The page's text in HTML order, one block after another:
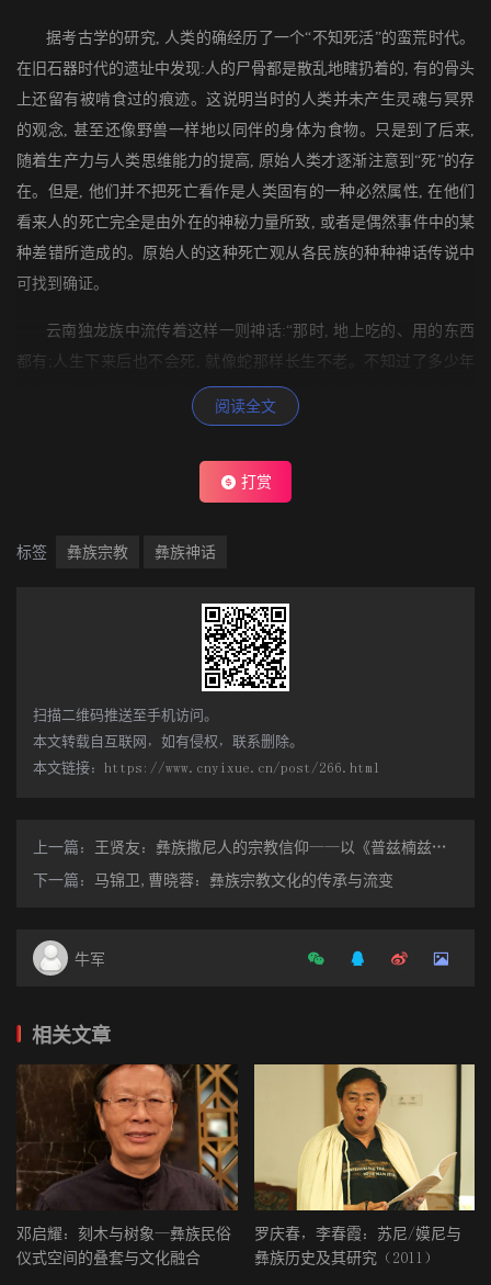
据考古学的研究, 人类的确经历了一个“不知死活”的蛮荒时代。
在旧石器时代的遗址中发现:人的尸骨都是散乱地瞎扔着的, 有的骨头
上还留有被啃食过的痕迹。这说明当时的人类并未产生灵魂与冥界
的观念, 甚至还像野兽一样地以同伴的身体为食物。只是到了后来,
随着生产力与人类思维能力的提高, 原始人类才逐渐注意到“死”的存
在。但是, 他们并不把死亡看作是人类固有的一种必然属性, 在他们
看来人的死亡完全是由外在的神秘力量所致, 或者是偶然事件中的某
种差错所造成的。原始人的这种死亡观从各民族的种种神话传说中
可找到确证。
云南独龙族中流传着这样一则神话:“那时, 地上吃的、用的东西
都有;人生下来后也不会死, 就像蛇那样长生不老。不知过了多少年
代, 还是有人死了。这第一个死的人名叫布和男。消息传开, 人人惊
愕, 个个悲伤, 大家都赶来看, 嚷着:‘布和男不该死, 布和男应复活!’四
家快去找肉找酒, 对死去的人奠祭一番。’人们听了四脚蛇的话, 急忙
埋葬。从布和男死了以后, 人就会死了。老一辈人死了, 新一辈又生
用泥巴捏成的, 所以人死了以后也要用土埋。”②
独龙族先民深信人的不死性, 然而无论人活的时间有多么久远,
死亡仍是不可抗拒的, 这是独龙族人首次面对死亡现实, 他们感到陌
生、惊恐, 然而他们又以人死了会有后代来肯定了人的不死性 (原始
人无可知晓死的无可替代性) 。他们的这种幼稚解释毕竟给他们的惊
恐与不安带来了慰藉。
头的战争》中说:“天神让石头能长能走, 许愿给人长生不死。由于人
类长生不死, 没多长时间就多得在平原地方住不下了, 只好向山上开
头战争不断, 两败俱伤, 刚繁荣的大地又荒凉起来。智慧的人在天神
面前哭诉石头的残暴, 无智慧的石头一言不语。天神怒斥石头, 并限
此, 石头不能乱动, 人类有生有死。”③
彝族的这则神话与独龙族“布和男”神话的共同点是执着地认定人
原本是不会死的。但是死亡毕竟是无可抗拒的, 或迟或早总要到来。
当死亡降临之际, 两种民族面对死亡则有着不同的反应, 独龙族面对
死亡是那样的陌生和惊愕, 悲伤中不知所措, 怎么也无法接受死的事
实。而彝族面对死亡则比独龙族来得坦然:虽然天神许愿人长生不死,
然而石头和人迅速的繁殖占领了他们的生存空间, 为了生存, 人与石
阅读全文
打赏
标签 彝族宗教 彝族神话
扫描二维码推送至手机访问。
本文转载自互联网，如有侵权，联系删除。
本文链接： https://www.cnyixue.cn/post/266.html
上一篇： 王贤友：彝族撒尼人的宗教信仰——以《普兹楠兹——彝族祭祀词》为中心
下一篇： 马锦卫,曹晓蓉：彝族宗教文化的传承与流变
牛军
相关文章
邓启耀：刻木与树象—彝族民俗
仪式空间的叠套与文化融合
罗庆春，李春霞：苏尼/嫫尼与
彝族历史及其研究（2011）